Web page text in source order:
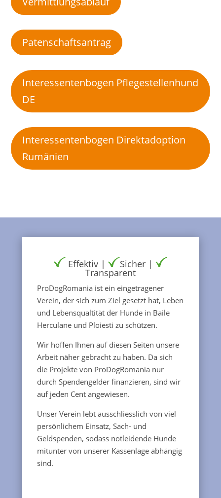
Patenschaftsantrag
Interessentenbogen Pflegestellenhund
DE
Interessentenbogen Direktadoption
Rumänien
Effektiv | Sicher |
Transparent
ProDogRomania ist ein eingetragener
Verein, der sich zum Ziel gesetzt hat, Leben
und Lebensqualtität der Hunde in Baile
Herculane und Ploiesti zu schützen.
Wir hoffen Ihnen auf diesen Seiten unsere
Arbeit näher gebracht zu haben. Da sich
die Projekte von ProDogRomania nur
durch Spendengelder finanzieren, sind wir
auf jeden Cent angewiesen.
Unser Verein lebt ausschliesslich von viel
persönlichem Einsatz, Sach- und
Geldspenden, sodass notleidende Hunde
mitunter von unserer Kassenlage abhängig
sind.